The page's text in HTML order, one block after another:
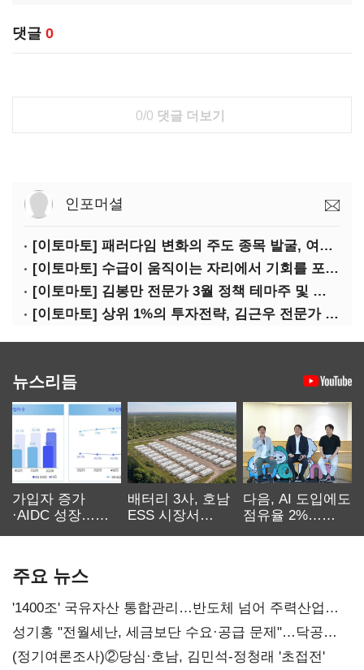
댓글 0
0/0 댓글 더보기
인포머셜
[이토마토] 패러다임 변화의 주도 종목 발굴, 여인수 전문가 투자클럽
[이토마토] 수급이 움직이는 자리에서 기회를 포착하다, 김형일 전문가 투자클럽
[이토마토] 김봉만 전문가 3월 정책 테마주 및 제약 바이오 선취매 전략 아카데미 3/5(목) 2부 진행
[이토마토] 상위 1%의 투자전략, 김근우 전문가 투자클럽에서 확인하세요
뉴스리듬
가입자 증가
·AIDC 성장…
배터리 3사, 호남
ESS 시장서
다음, AI 도입에도
점유율 2%…
주요 뉴스
'1400조' 국유자산 통합관리…반도체 넘어 주력산업
구조혁신
성기홍 "전월세난, 세금보단 수요·공급 문제"…닥공
시사
(정기여론조사)②당심·호남, 김민석-정청래 '초접전'